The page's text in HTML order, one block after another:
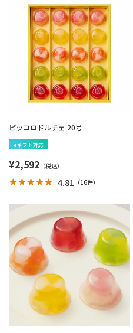
ピッコロドルチェ 20号
eギフト対応
¥2,592
4.81 （16件）